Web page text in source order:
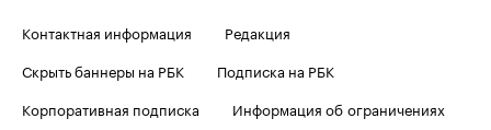
Контактная информация
Редакция
Скрыть баннеры на РБК
Подписка на РБК
Корпоративная подписка
Информация об ограничениях